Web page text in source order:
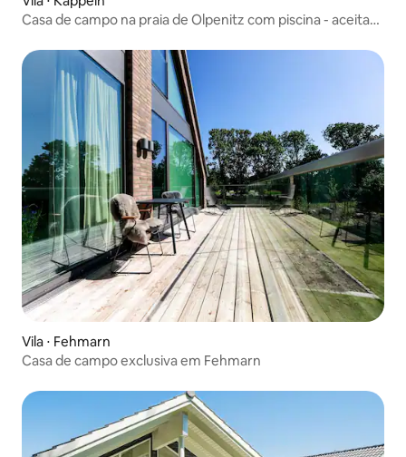
Casa de campo na praia de Olpenitz com piscina - aceita
Vila ⋅ Fehmarn
Casa de campo exclusiva em Fehmarn